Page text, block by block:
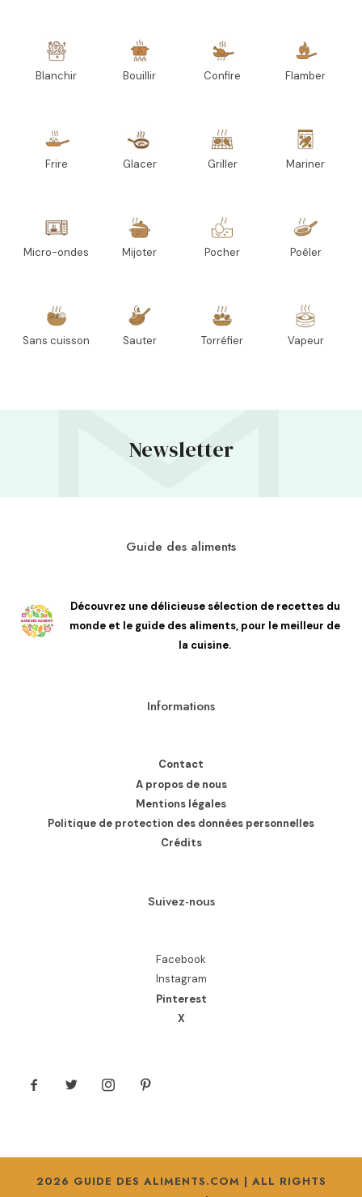
Blanchir Bouillir Confire Flamber
Frire Glacer Griller Mariner
Micro-ondes Mijoter Pocher Poêler
Sans cuisson Sauter Torréfier Vapeur
Newsletter
Guide des aliments
Découvrez une délicieuse sélection de recettes du
monde et le guide des aliments, pour le meilleur de
la cuisine.
Informations
Contact
A propos de nous
Mentions légales
Politique de protection des données personnelles
Crédits
Suivez-nous
Facebook
Instagram
Pinterest
X
2026 GUIDE DES ALIMENTS.COM | ALL RIGHTS